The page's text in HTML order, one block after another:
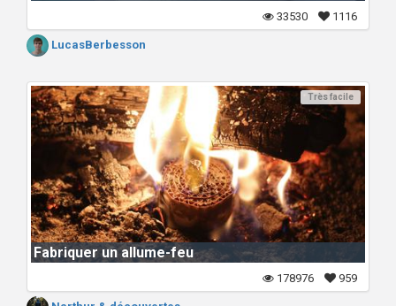
1116
33530
LucasBerbesson
Très facile
Fabriquer un allume-feu
959
178976